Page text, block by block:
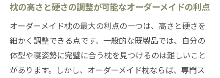
るメリット
快眠を実現するオーダーメイド枕の選び方
ガイド
千葉県内の専門店でのオーダーメイド枕購
入の流れ
枕の高さと硬さの調整が可能なオーダーメイドの利点
オーダーメイド枕の最大の利点の一つは、高さと硬さを
細かく調整できる点です。一般的な既製品では、自分の
体型や寝姿勢に完璧に合う枕を見つけるのは難しいこと
があります。しかし、オーダーメイド枕ならば、専門ス